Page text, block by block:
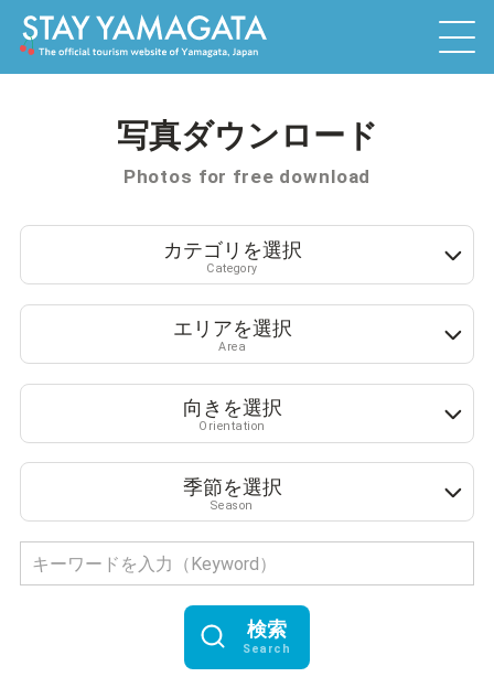
写真ダウンロード
Photos for free download
カテゴリを選択
Category
エリアを選択
Area
向きを選択
Orientation
季節を選択
Season
検索
Search